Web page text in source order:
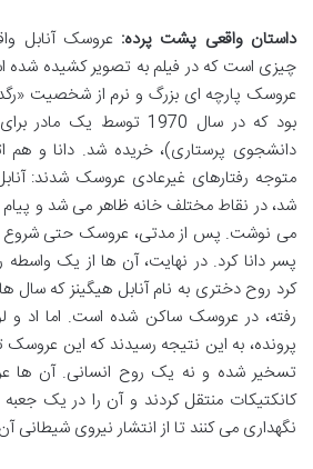
داستان واقعی پشت پرده: عروسک آنابل
چیزی است که در فیلم به تصویر کشیده
بود که در سال 1970 توسط
دانشجوی پرستاری)، خریده شد. دانا و هم
متوجه رفتارهای غیرعادی عروسک شدند:
شد، در نقاط مختلف خانه ظاهر می شد و
می نوشت. پس از مدتی، عروسک حتی شروع
پسر دانا کرد. در نهایت، آن ها از یک
کرد روح دختری به نام آنابل هیگینز که سال
رفته، در عروسک ساکن شده است. اما اد و
پرونده، به این نتیجه رسیدند که این
تسخیر شده و نه یک روح انسانی. آن ها
کانکتیکات منتقل کردند و آن را در یک
نگهداری می کنند تا از انتشار نیروی شیطانی